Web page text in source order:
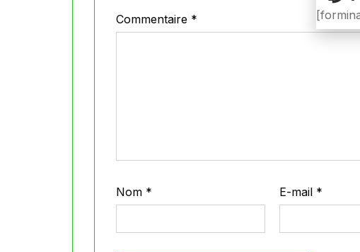
Commentaire *
Nom * E-mail *